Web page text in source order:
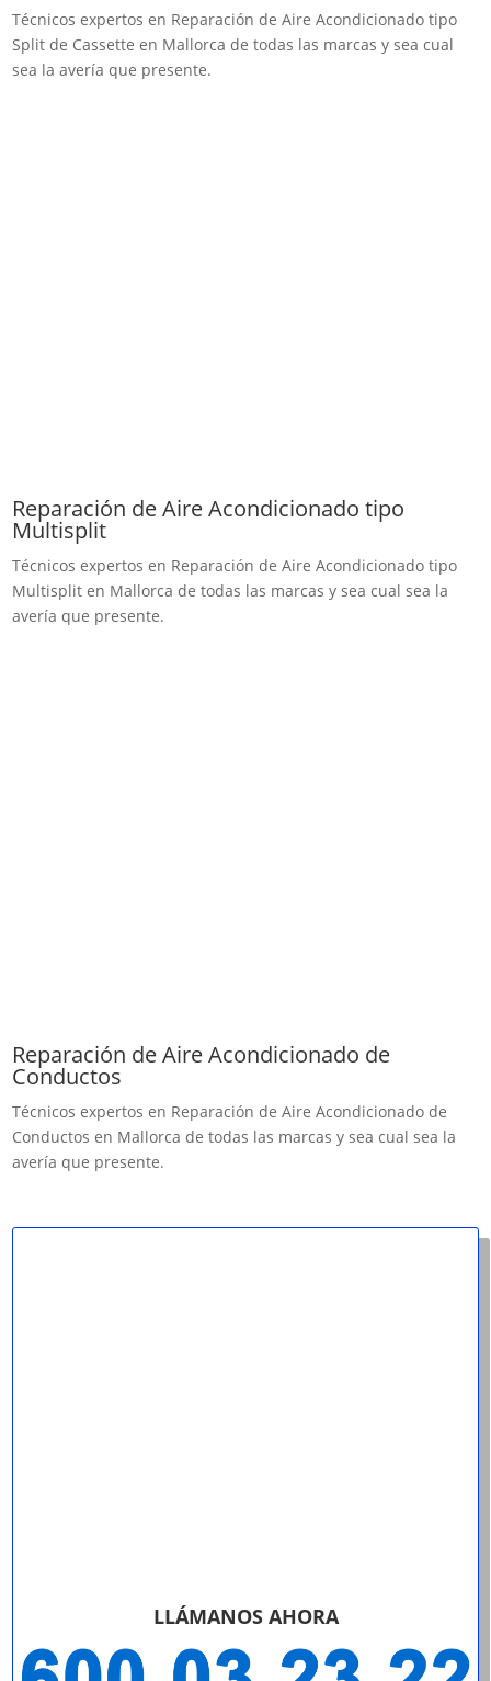
Técnicos expertos en Reparación de Aire Acondicionado tipo
Split de Cassette en Mallorca de todas las marcas y sea cual
sea la avería que presente.
Reparación de Aire Acondicionado tipo
Multisplit
Técnicos expertos en Reparación de Aire Acondicionado tipo
Multisplit en Mallorca de todas las marcas y sea cual sea la
avería que presente.
Reparación de Aire Acondicionado de
Conductos
Técnicos expertos en Reparación de Aire Acondicionado de
Conductos en Mallorca de todas las marcas y sea cual sea la
avería que presente.
LLÁMANOS AHORA